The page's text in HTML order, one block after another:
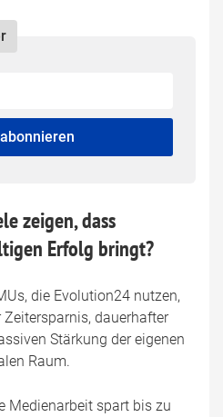
zeigen, dass
Erfolg bringt?
die Evolution24 nutzen,
dauerhafter
Stärkung der eigenen
Raum.
Medienarbeit spart bis zu